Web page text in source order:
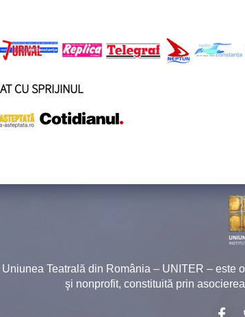
CU SPRIJINUL
Uniunea Teatrală din România – UNITER – este
şi nonprofit, constituită prin